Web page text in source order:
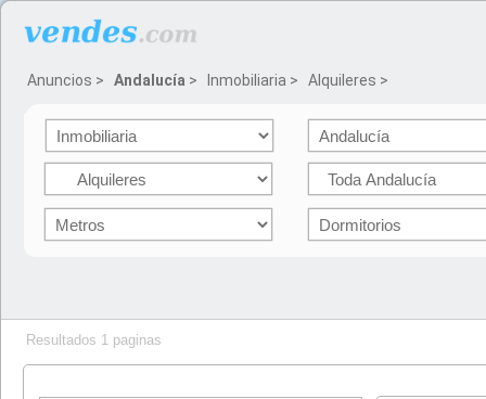
Anuncios > Andalucía > Inmobiliaria > Alquileres >
Resultados 1 paginas